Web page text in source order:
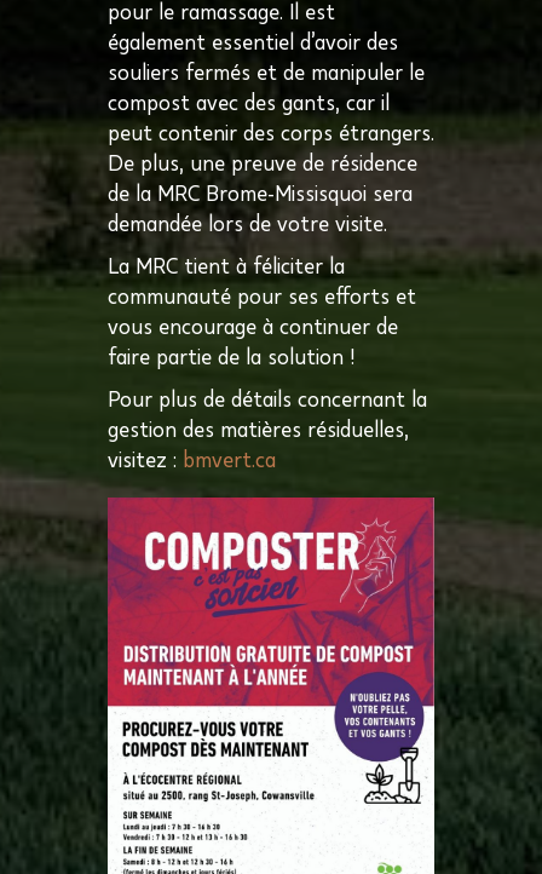
pour le ramassage. Il est
également essentiel d’avoir des
souliers fermés et de manipuler le
compost avec des gants, car il
peut contenir des corps étrangers.
De plus, une preuve de résidence
de la MRC Brome-Missisquoi sera
demandée lors de votre visite.
La MRC tient à féliciter la
communauté pour ses efforts et
vous encourage à continuer de
faire partie de la solution !
Pour plus de détails concernant la
gestion des matières résiduelles,
visitez : bmvert.ca